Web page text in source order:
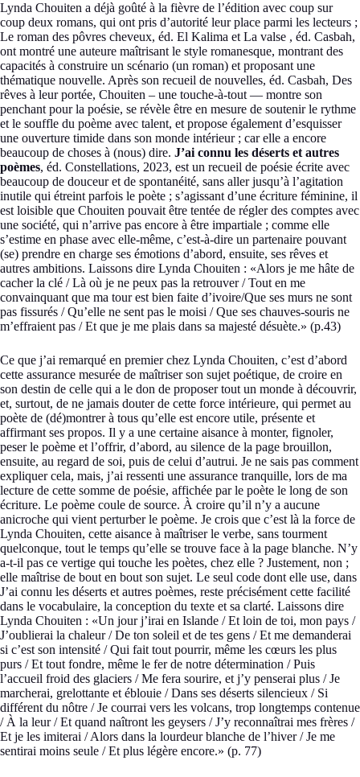
Lynda Chouiten a déjà goûté à la fièvre de l’édition avec coup sur
coup deux romans, qui ont pris d’autorité leur place parmi les lecteurs ;
Le roman des pôvres cheveux, éd. El Kalima et La valse , éd. Casbah,
ont montré une auteure maîtrisant le style romanesque, montrant des
capacités à construire un scénario (un roman) et proposant une
thématique nouvelle. Après son recueil de nouvelles, éd. Casbah, Des
rêves à leur portée, Chouiten – une touche-à-tout — montre son
penchant pour la poésie, se révèle être en mesure de soutenir le rythme
et le souffle du poème avec talent, et propose également d’esquisser
une ouverture timide dans son monde intérieur ; car elle a encore
beaucoup de choses à (nous) dire. J’ai connu les déserts et autres
poèmes, éd. Constellations, 2023, est un recueil de poésie écrite avec
beaucoup de douceur et de spontanéité, sans aller jusqu’à l’agitation
inutile qui étreint parfois le poète ; s’agissant d’une écriture féminine, il
est loisible que Chouiten pouvait être tentée de régler des comptes avec
une société, qui n’arrive pas encore à être impartiale ; comme elle
s’estime en phase avec elle-même, c’est-à-dire un partenaire pouvant
(se) prendre en charge ses émotions d’abord, ensuite, ses rêves et
autres ambitions. Laissons dire Lynda Chouiten : «Alors je me hâte de
cacher la clé / Là où je ne peux pas la retrouver / Tout en me
convainquant que ma tour est bien faite d’ivoire/Que ses murs ne sont
pas fissurés / Qu’elle ne sent pas le moisi / Que ses chauves-souris ne
m’effraient pas / Et que je me plais dans sa majesté désuète.» (p.43)
Ce que j’ai remarqué en premier chez Lynda Chouiten, c’est d’abord
cette assurance mesurée de maîtriser son sujet poétique, de croire en
son destin de celle qui a le don de proposer tout un monde à découvrir,
et, surtout, de ne jamais douter de cette force intérieure, qui permet au
poète de (dé)montrer à tous qu’elle est encore utile, présente et
affirmant ses propos. Il y a une certaine aisance à monter, fignoler,
peser le poème et l’offrir, d’abord, au silence de la page brouillon,
ensuite, au regard de soi, puis de celui d’autrui. Je ne sais pas comment
expliquer cela, mais, j’ai ressenti une assurance tranquille, lors de ma
lecture de cette somme de poésie, affichée par le poète le long de son
écriture. Le poème coule de source. À croire qu’il n’y a aucune
anicroche qui vient perturber le poème. Je crois que c’est là la force de
Lynda Chouiten, cette aisance à maîtriser le verbe, sans tourment
quelconque, tout le temps qu’elle se trouve face à la page blanche. N’y
a-t-il pas ce vertige qui touche les poètes, chez elle ? Justement, non ;
elle maîtrise de bout en bout son sujet. Le seul code dont elle use, dans
J’ai connu les déserts et autres poèmes, reste précisément cette facilité
dans le vocabulaire, la conception du texte et sa clarté. Laissons dire
Lynda Chouiten : «Un jour j’irai en Islande / Et loin de toi, mon pays /
J’oublierai la chaleur / De ton soleil et de tes gens / Et me demanderai
si c’est son intensité / Qui fait tout pourrir, même les cœurs les plus
purs / Et tout fondre, même le fer de notre détermination / Puis
l’accueil froid des glaciers / Me fera sourire, et j’y penserai plus / Je
marcherai, grelottante et éblouie / Dans ses déserts silencieux / Si
différent du nôtre / Je courrai vers les volcans, trop longtemps contenue
/ À la leur / Et quand naîtront les geysers / J’y reconnaîtrai mes frères /
Et je les imiterai / Alors dans la lourdeur blanche de l’hiver / Je me
sentirai moins seule / Et plus légère encore.» (p. 77)